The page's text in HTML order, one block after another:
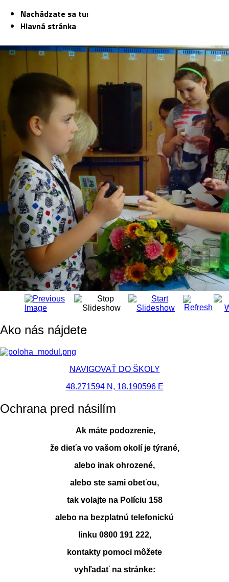
Nachádzate sa tu:
Hlavná stránka
Ako nás nájdete
NAVIGOVAŤ DO ŠKOLY
48.271594 N, 18.190596 E
Ochrana pred násilím
Ak máte podozrenie,
že dieťa vo vašom okolí je týrané,
alebo inak ohrozené,
alebo ste sami obeťou,
tak volajte na Políciu 158
alebo na bezplatnú telefonickú
linku 0800 191 222,
kontakty pomoci môžete
vyhľadať na stránke: